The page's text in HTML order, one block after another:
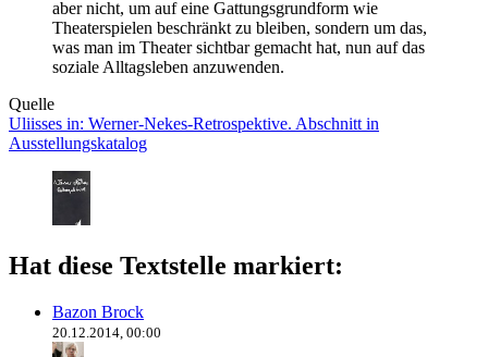
aber nicht, um auf eine Gattungsgrundform wie
Theaterspielen beschränkt zu bleiben, sondern um das,
was man im Theater sichtbar gemacht hat, nun auf das
soziale Alltagsleben anzuwenden.
Quelle
Uliisses in: Werner-Nekes-Retrospektive. Abschnitt in
Ausstellungskatalog
Hat diese Textstelle markiert:
Bazon Brock
20.12.2014, 00:00